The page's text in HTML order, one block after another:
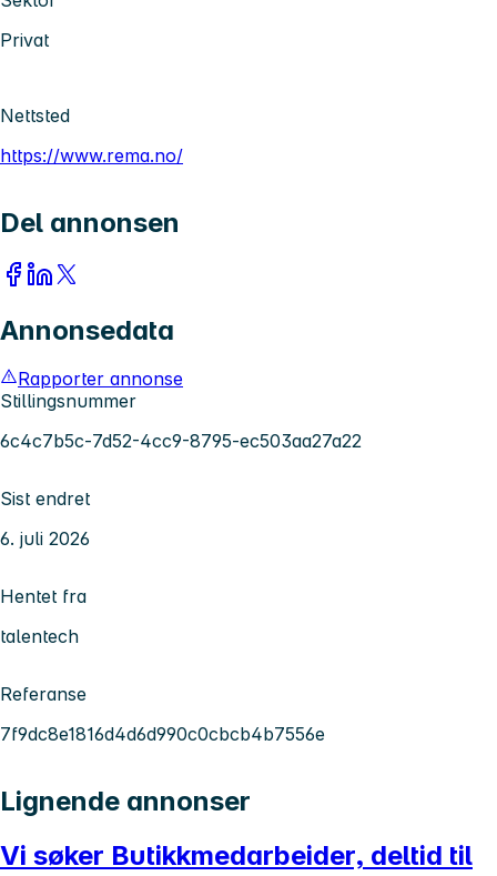
Privat
Nettsted
https://www.rema.no/
Del annonsen
Annonsedata
Rapporter annonse
Stillingsnummer
6c4c7b5c-7d52-4cc9-8795-ec503aa27a22
Sist endret
6. juli 2026
Hentet fra
talentech
Referanse
7f9dc8e1816d4d6d990c0cbcb4b7556e
Lignende annonser
Vi søker Butikkmedarbeider, deltid til